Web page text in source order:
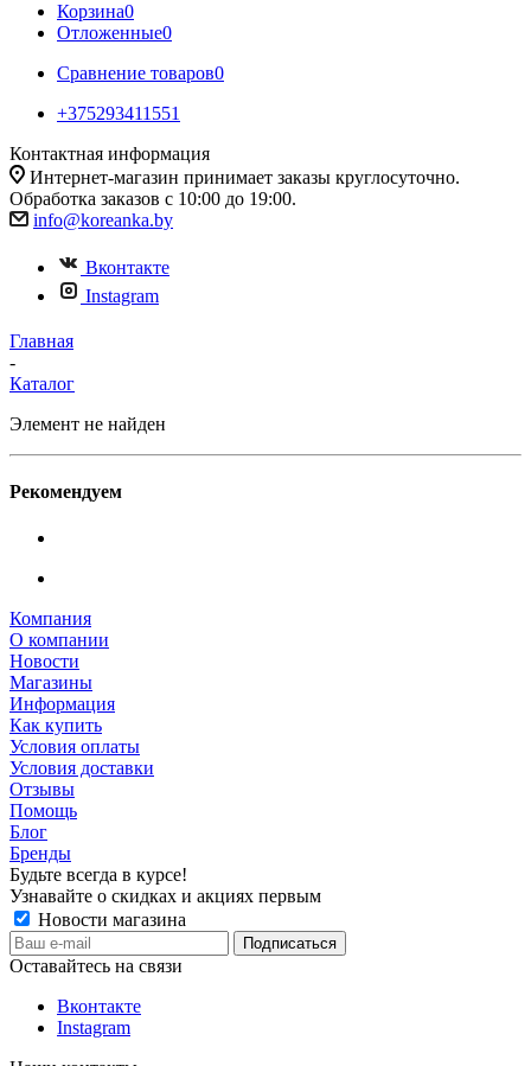
Корзина0
Отложенные0
Сравнение товаров0
+375293411551
Контактная информация
Интернет-магазин принимает заказы круглосуточно.
Обработка заказов с 10:00 до 19:00.
info@koreanka.by
Вконтакте
Instagram
Главная
-
Каталог
Элемент не найден
Рекомендуем
Компания
О компании
Новости
Магазины
Информация
Как купить
Условия оплаты
Условия доставки
Отзывы
Помощь
Блог
Бренды
Будьте всегда в курсе!
Узнавайте о скидках и акциях первым
Новости магазина
Оставайтесь на связи
Вконтакте
Instagram